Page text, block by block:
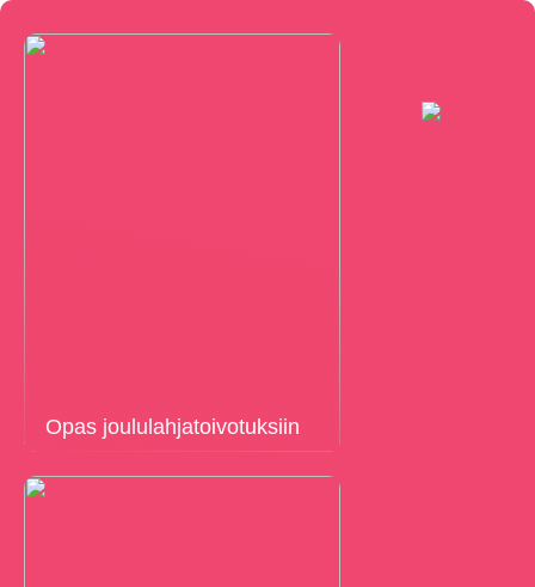
Opas joululahjatoivotuksiin